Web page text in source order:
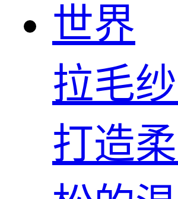
拉毛纱
打造